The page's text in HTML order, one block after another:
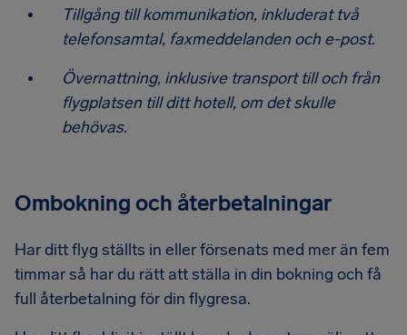
Tillgång till kommunikation, inkluderat två
telefonsamtal, faxmeddelanden och e-post.
Övernattning, inklusive transport till och från
flygplatsen till ditt hotell, om det skulle
behövas.
Ombokning och återbetalningar
Har ditt flyg ställts in eller försenats med mer än fem
timmar så har du rätt att ställa in din bokning och få
full återbetalning för din flygresa.